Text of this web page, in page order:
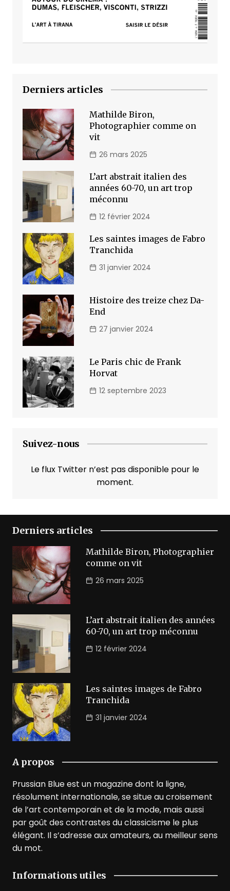
Derniers articles
Mathilde Biron,
Photographier comme on
vit
26 mars 2025
L’art abstrait italien des
années 60-70, un art trop
méconnu
12 février 2024
Les saintes images de Fabro
Tranchida
31 janvier 2024
Histoire des treize chez Da-
End
27 janvier 2024
Le Paris chic de Frank
Horvat
12 septembre 2023
Suivez-nous
Le flux Twitter n’est pas disponible pour le
moment.
Derniers articles
Mathilde Biron, Photographier
comme on vit
26 mars 2025
L’art abstrait italien des années
60-70, un art trop méconnu
12 février 2024
Les saintes images de Fabro
Tranchida
31 janvier 2024
A propos
Prussian Blue est un magazine dont la ligne,
résolument internationale, se situe au croisement
de l’art contemporain et de la mode, mais aussi
par goût des contrastes du classicisme le plus
élégant. Il s’adresse aux amateurs, au meilleur sens
du mot.
Informations utiles